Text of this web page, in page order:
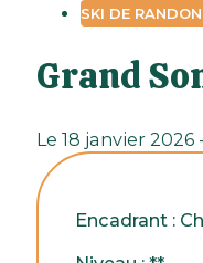
SKI DE
Grand
Le 18 janvier
Encadrant :